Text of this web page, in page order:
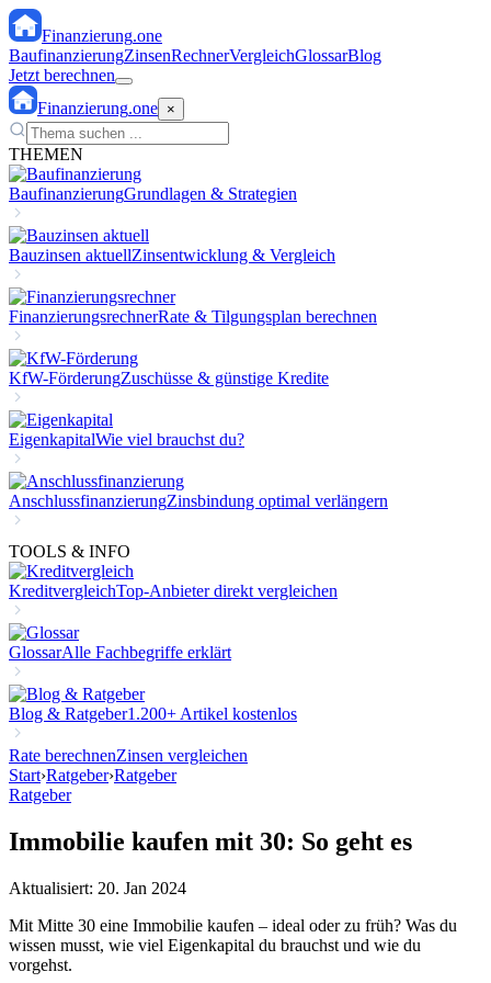
Finanzierung.one
BaufinanzierungZinsenRechnerVergleichGlossarBlog
Jetzt berechnen
Finanzierung.one ×
THEMEN
BaufinanzierungGrundlagen & Strategien
Bauzinsen aktuellZinsentwicklung & Vergleich
FinanzierungsrechnerRate & Tilgungsplan berechnen
KfW-FörderungZuschüsse & günstige Kredite
EigenkapitalWie viel brauchst du?
AnschlussfinanzierungZinsbindung optimal verlängern
TOOLS & INFO
KreditvergleichTop-Anbieter direkt vergleichen
GlossarAlle Fachbegriffe erklärt
Blog & Ratgeber1.200+ Artikel kostenlos
Rate berechnenZinsen vergleichen
Start›Ratgeber›Ratgeber
Ratgeber
Immobilie kaufen mit 30: So geht es
Aktualisiert: 20. Jan 2024
Mit Mitte 30 eine Immobilie kaufen – ideal oder zu früh? Was du
wissen musst, wie viel Eigenkapital du brauchst und wie du
vorgehst.